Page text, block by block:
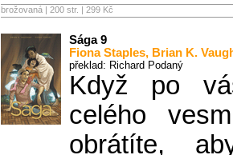
brožovaná | 200 str. | 299 Kč
Sága 9
Fiona Staples, Brian K.
překlad: Richard Podaný
Když po
celého
obrátíte,